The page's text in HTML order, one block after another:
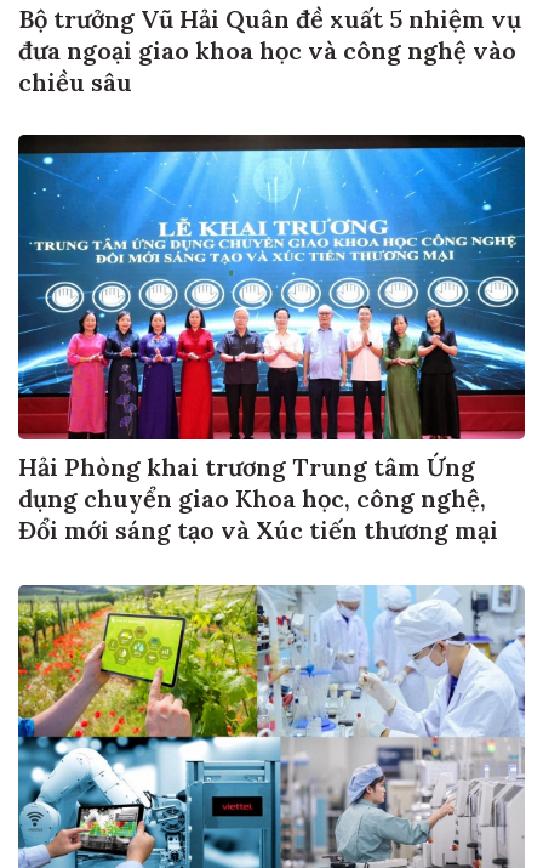
Bộ trưởng Vũ Hải Quân đề xuất 5 nhiệm vụ
đưa ngoại giao khoa học và công nghệ vào
chiều sâu
Hải Phòng khai trương Trung tâm Ứng
dụng chuyển giao Khoa học, công nghệ,
Đổi mới sáng tạo và Xúc tiến thương mại